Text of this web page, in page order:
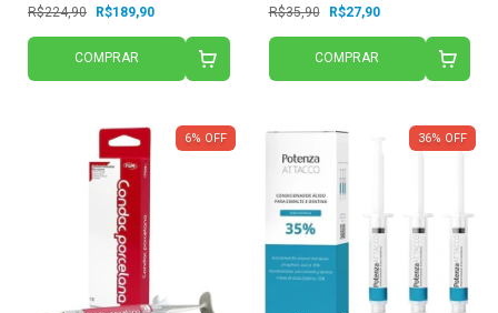
R$224,90 R$189,90
COMPRAR
R$35,90 R$27,90
COMPRAR
6% OFF 36% OFF